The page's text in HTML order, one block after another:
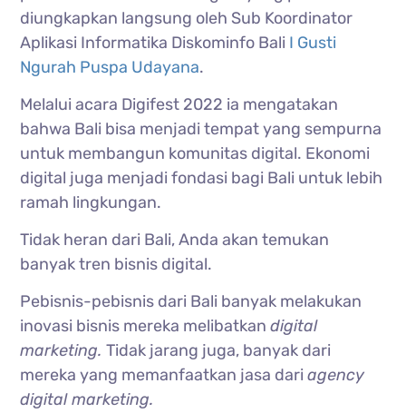
diungkapkan langsung oleh Sub Koordinator
Aplikasi Informatika Diskominfo Bali I Gusti
Ngurah Puspa Udayana.
Melalui acara Digifest 2022 ia mengatakan
bahwa Bali bisa menjadi tempat yang sempurna
untuk membangun komunitas digital. Ekonomi
digital juga menjadi fondasi bagi Bali untuk lebih
ramah lingkungan.
Tidak heran dari Bali, Anda akan temukan
banyak tren bisnis digital.
Pebisnis-pebisnis dari Bali banyak melakukan
inovasi bisnis mereka melibatkandigital
marketing.Tidak jarang juga, banyak dari
mereka yang memanfaatkan jasa dariagency
digital marketing.